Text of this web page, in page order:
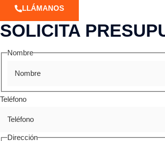
LLÁMANOS
SOLICITA
Nombre
Teléfono
Dirección